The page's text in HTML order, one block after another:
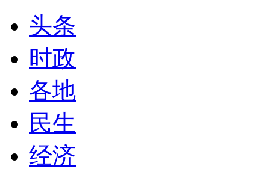
头条
时政
各地
民生
经济